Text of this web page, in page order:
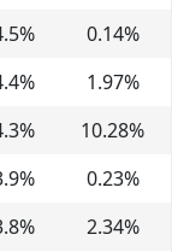
% 0.14%
% 1.97%
% 10.28%
% 0.23%
% 2.34%